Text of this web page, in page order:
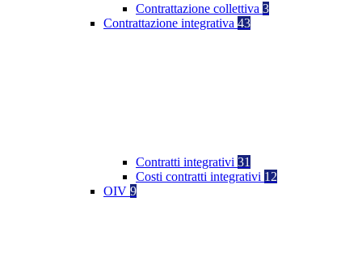
Contrattazione collettiva 3
Contrattazione integrativa 43
Contratti integrativi 31
Costi contratti integrativi 12
OIV 9